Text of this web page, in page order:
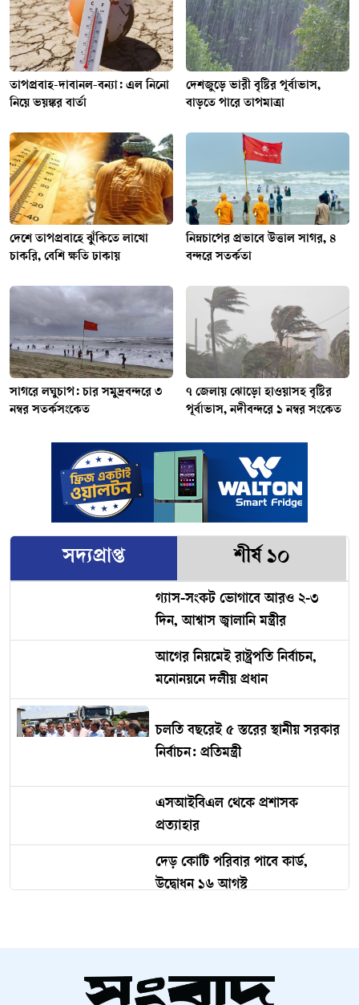
তাপপ্রবাহ-দাবানল-বন্যা: এল নিনো
নিয়ে ভয়ঙ্কর বার্তা
দেশজুড়ে ভারী বৃষ্টির পূর্বাভাস,
বাড়তে পারে তাপমাত্রা
দেশে তাপপ্রবাহে ঝুঁকিতে লাখো
চাকরি, বেশি ক্ষতি ঢাকায়
নিম্নচাপের প্রভাবে উত্তাল সাগর, ৪
বন্দরে সতর্কতা
সাগরে লঘুচাপ: চার সমুদ্রবন্দরে ৩
নম্বর সতর্কসংকেত
৭ জেলায় ঝোড়ো হাওয়াসহ বৃষ্টির
পূর্বাভাস, নদীবন্দরে ১ নম্বর সংকেত
সদ্যপ্রাপ্ত শীর্ষ ১০
গ্যাস-সংকট ভোগাবে আরও ২-৩
দিন, আশ্বাস জ্বালানি মন্ত্রীর
আগের নিয়মেই রাষ্ট্রপতি নির্বাচন,
মনোনয়নে দলীয় প্রধান
চলতি বছরেই ৫ স্তরের স্থানীয় সরকার
নির্বাচন: প্রতিমন্ত্রী
এসআইবিএল থেকে প্রশাসক
উদ্বোধন ১৬ আগস্ট